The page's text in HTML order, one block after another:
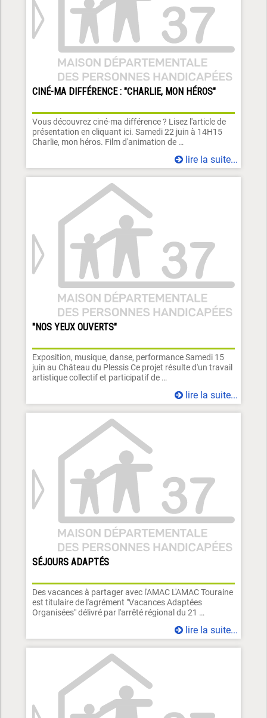
CINÉ-MA DIFFÉRENCE : "CHARLIE, MON HÉROS"
Vous découvrez ciné-ma différence ? Lisez l'article de
présentation en cliquant ici. Samedi 22 juin à 14H15
Charlie, mon héros. Film d'animation de …
lire la suite...
"NOS YEUX OUVERTS"
Exposition, musique, danse, performance Samedi 15
juin au Château du Plessis Ce projet résulte d'un travail
artistique collectif et participatif de …
lire la suite...
SÉJOURS ADAPTÉS
Des vacances à partager avec l'AMAC L'AMAC Touraine
est titulaire de l'agrément "Vacances Adaptées
Organisées" délivré par l'arrêté régional du 21 …
lire la suite...